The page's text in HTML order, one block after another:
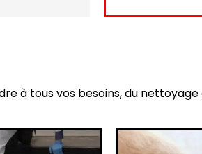
à tous vos besoins, du